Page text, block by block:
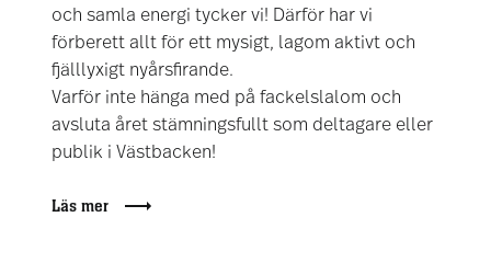
och samla energi tycker vi! Därför har vi
förberett allt för ett mysigt, lagom aktivt och
fjälllyxigt nyårsfirande.
Varför inte hänga med på fackelslalom och
avsluta året stämningsfullt som deltagare eller
publik i Västbacken!
Läs mer